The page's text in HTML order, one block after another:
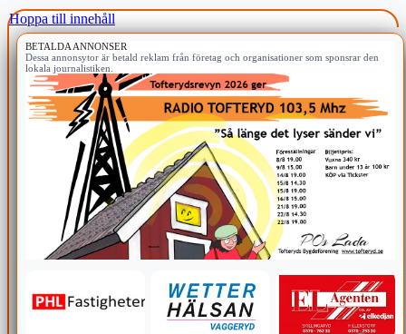
Hoppa till innehåll
BETALDA ANNONSER
Dessa annonsytor är betald reklam från företag och organisationer som sponsrar den
lokala journalistiken.